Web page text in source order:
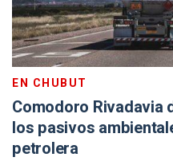
EN CHUBUT
Comodoro Rivadavia
los pasivos
petrolera